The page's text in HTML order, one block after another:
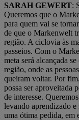
SARAH GEWERT:
Queremos que o
para quem vai se
de que o Markenwelt
região. A ciclovia às
passeios. Com o
meta será alcançada
região, onde as
queiram voltar. Por
possa ser aproveitada
de interesse.
levando aprendizado e
uma ótima pedida, em